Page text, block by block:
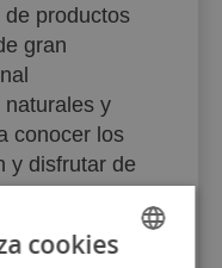
productos
gran
naturales y
conocer los
y disfrutar de
.
cookies